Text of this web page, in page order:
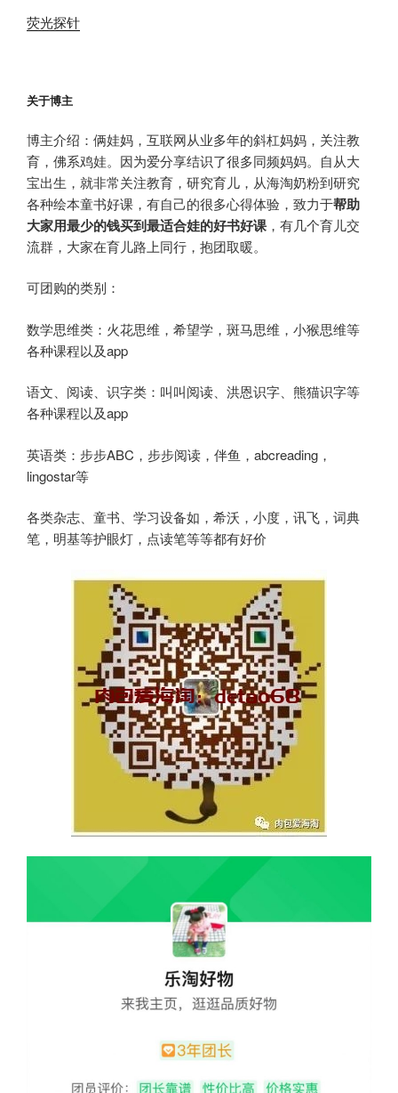
荧光探针
关于博主
博主介绍：俩娃妈，互联网从业多年的斜杠妈妈，关注教
育，佛系鸡娃。因为爱分享结识了很多同频妈妈。自从大
宝出生，就非常关注教育，研究育儿，从海淘奶粉到研究
各种绘本童书好课，有自己的很多心得体验，致力于帮助
大家用最少的钱买到最适合娃的好书好课 ，有几个育儿交
流群，大家在育儿路上同行，抱团取暖。
可团购的类别：
数学思维类：火花思维，希望学，斑马思维，小猴思维等
各种课程以及app
语文、阅读、识字类：叫叫阅读、洪恩识字、熊猫识字等
各种课程以及app
英语类：步步ABC，步步阅读，伴鱼，abcreading，
lingostar等
各类杂志、童书、学习设备如，希沃，小度，讯飞，词典
笔，明基等护眼灯，点读笔等等都有好价